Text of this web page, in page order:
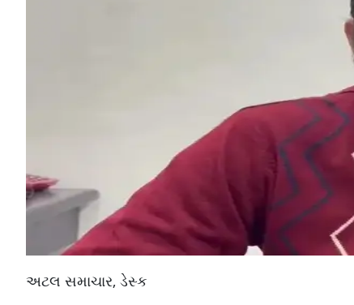
અટલ સમાચાર, ડેસ્ક